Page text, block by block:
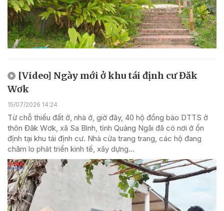
[Video] Ngày mới ở khu tái định cư Đăk
Wơk
15/07/2026 14:24
Từ chỗ thiếu đất ở, nhà ở, giờ đây, 40 hộ đồng bào DTTS ở
thôn Đăk Wơk, xã Sa Bình, tỉnh Quảng Ngãi đã có nơi ở ổn
định tại khu tái định cư. Nhà cửa trang trang, các hộ đang
chăm lo phát triển kinh tế, xây dựng...